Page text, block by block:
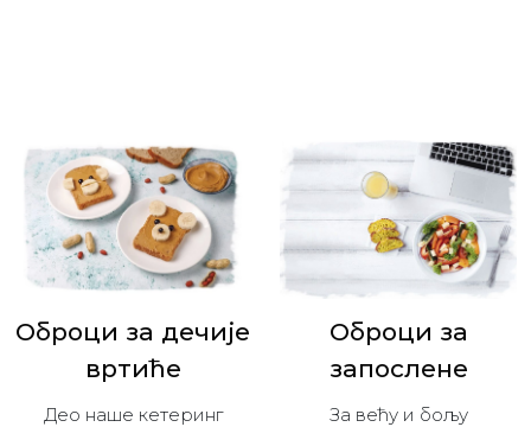
Оброци за дечијe
вртиће
Део наше кетеринг
Оброци за
запослене
За већу и бољу